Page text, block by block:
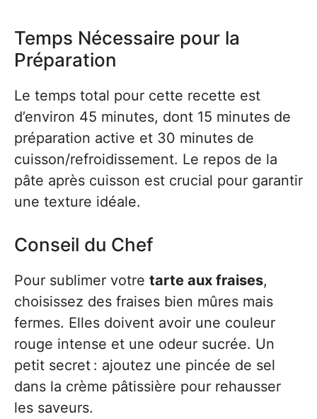
Temps Nécessaire pour la
Préparation
Le temps total pour cette recette est
d’environ 45 minutes, dont 15 minutes de
préparation active et 30 minutes de
cuisson/refroidissement. Le repos de la
pâte après cuisson est crucial pour garantir
une texture idéale.
Conseil du Chef
Pour sublimer votre tarte aux fraises,
choisissez des fraises bien mûres mais
fermes. Elles doivent avoir une couleur
rouge intense et une odeur sucrée. Un
petit secret : ajoutez une pincée de sel
dans la crème pâtissière pour rehausser
les saveurs.